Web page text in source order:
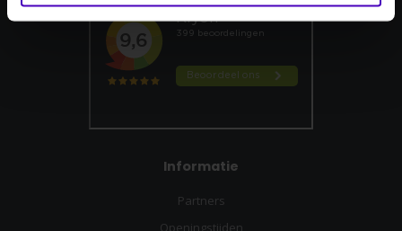
Informatie
Partners
Openingstijden